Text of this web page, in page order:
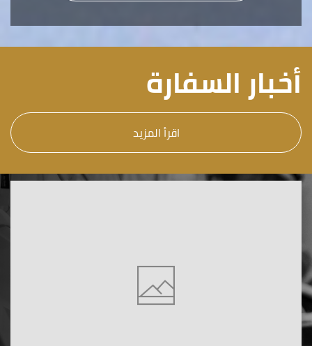
أخبار السفارة
اقرأ المزيد